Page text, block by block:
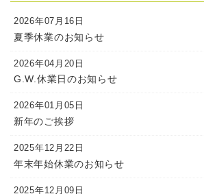
2026年07月16日
夏季休業のお知らせ
2026年04月20日
G.W.休業日のお知らせ
2026年01月05日
新年のご挨拶
2025年12月22日
年末年始休業のお知らせ
2025年12月09日